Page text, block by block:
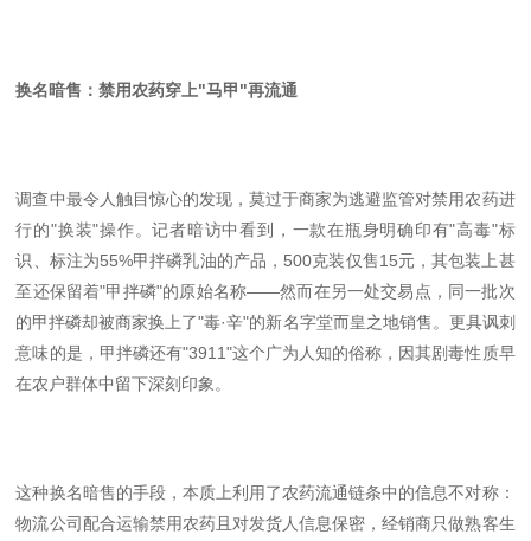
换名暗售：禁用农药穿上"马甲"再流通
调查中最令人触目惊心的发现，莫过于商家为逃避监管对禁用农药进
行的"换装"操作。记者暗访中看到，一款在瓶身明确印有"高毒"标
识、标注为55%甲拌磷乳油的产品，500克装仅售15元，其包装上甚
至还保留着"甲拌磷"的原始名称——然而在另一处交易点，同一批次
的甲拌磷却被商家换上了"毒·辛"的新名字堂而皇之地销售。更具讽刺
意味的是，甲拌磷还有"3911"这个广为人知的俗称，因其剧毒性质早
在农户群体中留下深刻印象。
这种换名暗售的手段，本质上利用了农药流通链条中的信息不对称：
物流公司配合运输禁用农药且对发货人信息保密，经销商只做熟客生